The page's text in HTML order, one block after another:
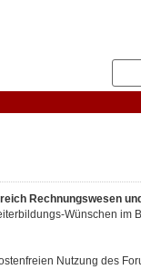
Rechnungswesen
Wünschen im
Nutzung des